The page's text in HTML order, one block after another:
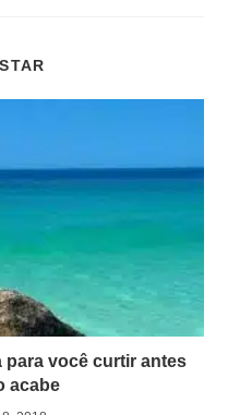
para você curtir antes
acabe